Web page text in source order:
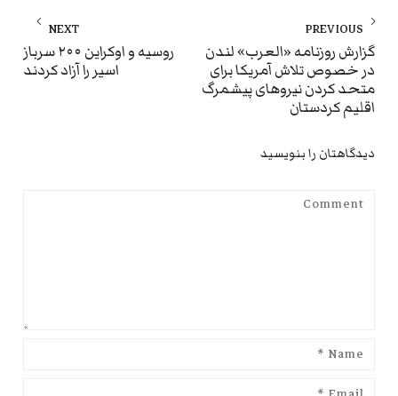
راهبری
نوشته
PREVIOUS
Previous
post:
گزارش روزنامه «العرب» لندن
در خصوص تلاش آمریکا برای
متحد کردن نیروهای پیشمرگ
اقلیم کردستان
NEXT
روسیه و اوکراین ۲۰۰ سرباز
اسیر را آزاد کردند
دیدگاهتان را بنویسید